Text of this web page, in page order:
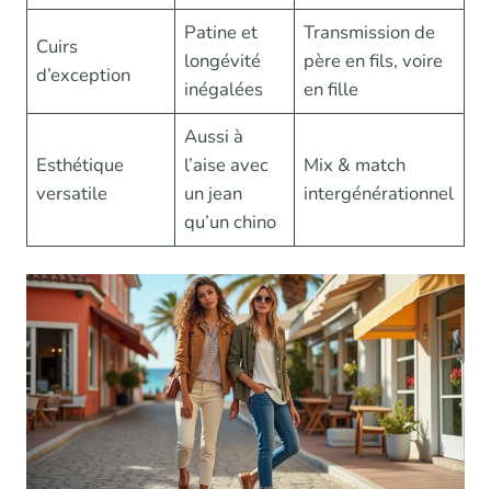
Cuirs
d’exception
Patine et
longévité
inégalées
Transmission de
père en fils, voire
en fille
Esthétique
versatile
Aussi à
l’aise avec
un jean
qu’un chino
Mix & match
intergénérationnel